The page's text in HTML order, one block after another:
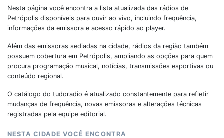
Nesta página você encontra a lista atualizada das rádios de
Petrópolis disponíveis para ouvir ao vivo, incluindo frequência,
informações da emissora e acesso rápido ao player.
Além das emissoras sediadas na cidade, rádios da região também
possuem cobertura em Petrópolis, ampliando as opções para quem
procura programação musical, notícias, transmissões esportivas ou
conteúdo regional.
O catálogo do tudoradio é atualizado constantemente para refletir
mudanças de frequência, novas emissoras e alterações técnicas
registradas pela equipe editorial.
NESTA CIDADE VOCÊ ENCONTRA